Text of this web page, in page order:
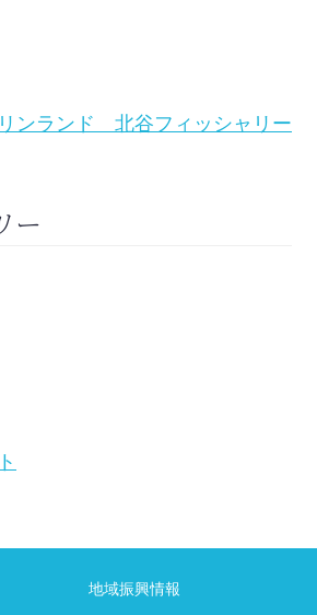
ンランド 北谷フィッシャリー
ー
地域振興情報